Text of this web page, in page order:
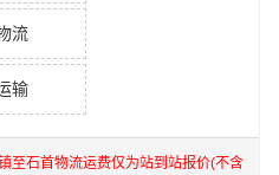
流
输
至石首物流运费仅为站到站报价(不含